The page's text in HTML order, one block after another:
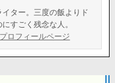
ター。三度の飯よりド
すごく残念な人。
プロフィールページ